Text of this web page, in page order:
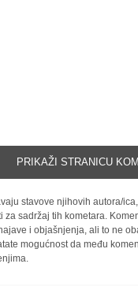
PRIKAŽI STRANICU
stavove njihovih autora/
za sadržaj tih kometara.
i objašnjenja, ali to ne
mogućnost da među